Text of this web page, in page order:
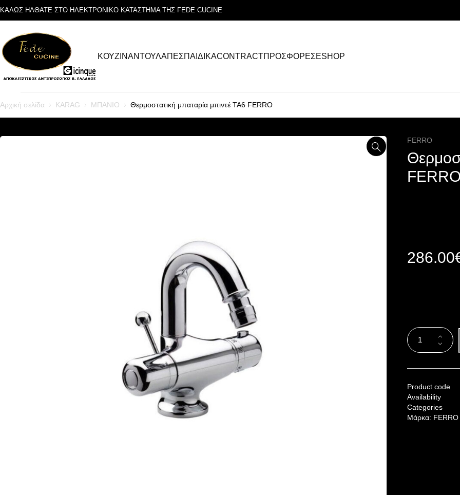
ΚΑΛΩΣ ΗΛΘΑΤΕ ΣΤΟ ΗΛΕΚΤΡΟΝΙΚΟ ΚΑΤΑΣΤΗΜΑ ΤΗΣ FEDE CUCINE
ΚΟΥΖΙΝΑΝΤΟΥΛΑΠΕΣΠΑΙΔΙΚΑCONTRACTΠΡΟΣΦΟΡΕΣESHOP
Αρχική σελίδα KARAG ΜΠΑΝΙΟ Θερμοστατική μπαταρία μπιντέ TA6 FERRO
FERRO
286.00
Product code
Availability
Categories
Μάρκα: FERRO